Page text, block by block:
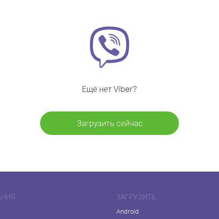
Ещё нет Viber?
Загрузить сейчас
ЗАГРУЗИТЬ
Android